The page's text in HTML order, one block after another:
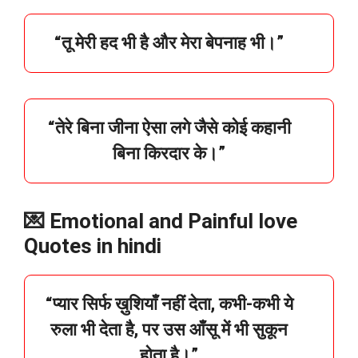
“तूमेरीहदभीहैऔरमेराबेपनाहभी।”
“तेरेबिनाजीनाऐसालगेजैसेकोईकहानी
बिनाकिरदारके।”
💌 Emotional and Painful love
Quotes in hindi
“प्यारसिर्फख़ुशियाँनहींदेता,कभी-कभीये
रुलाभीदेताहै,परउसआँसूमेंभीसुकून